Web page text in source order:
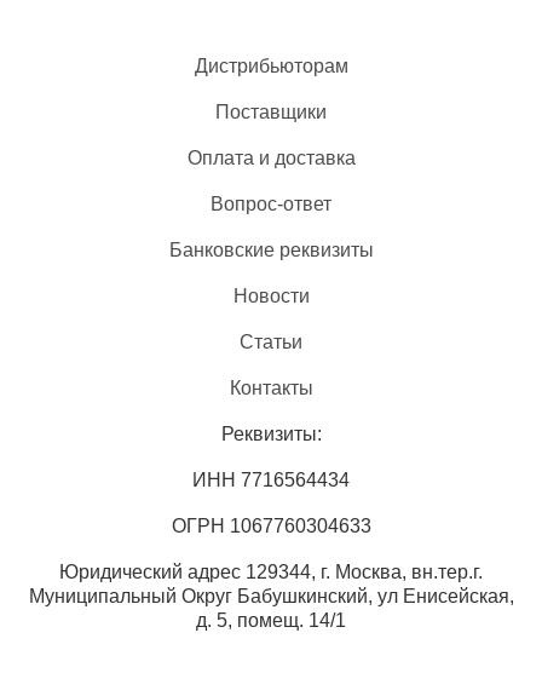
Дистрибьюторам
Поставщики
Оплата и доставка
Вопрос-ответ
Банковские реквизиты
Новости
Статьи
Контакты
Реквизиты:
ИНН 7716564434
ОГРН 1067760304633
Юридический адрес 129344, г. Москва, вн.тер.г.
Муниципальный Округ Бабушкинский, ул Енисейская,
д. 5, помещ. 14/1